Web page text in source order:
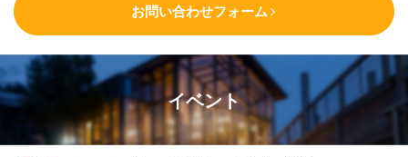
お問い合わせフォーム
楽しむ
学 ぶ (健康福祉) イベント